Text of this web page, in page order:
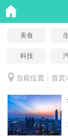
美食
科技
当前位置： 首页